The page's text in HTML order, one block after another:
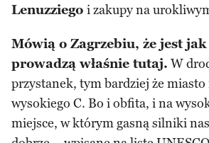
Lenuzziego i zakupy na
Mówią o Zagrzebiu, że jest jak
prowadzą właśnie tutaj. W
przystanek, tym bardziej że
wysokiego C. Bo i obfita, i na
miejsce, w którym gasną silniki